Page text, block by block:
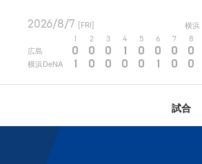
2026/8/7 [FRI] 横浜
2 3 4 5 6 7 8
広島 0 0 0 1 0 0 0 0
横浜DeNA 1 0 0 0 0 1 0 0
試合